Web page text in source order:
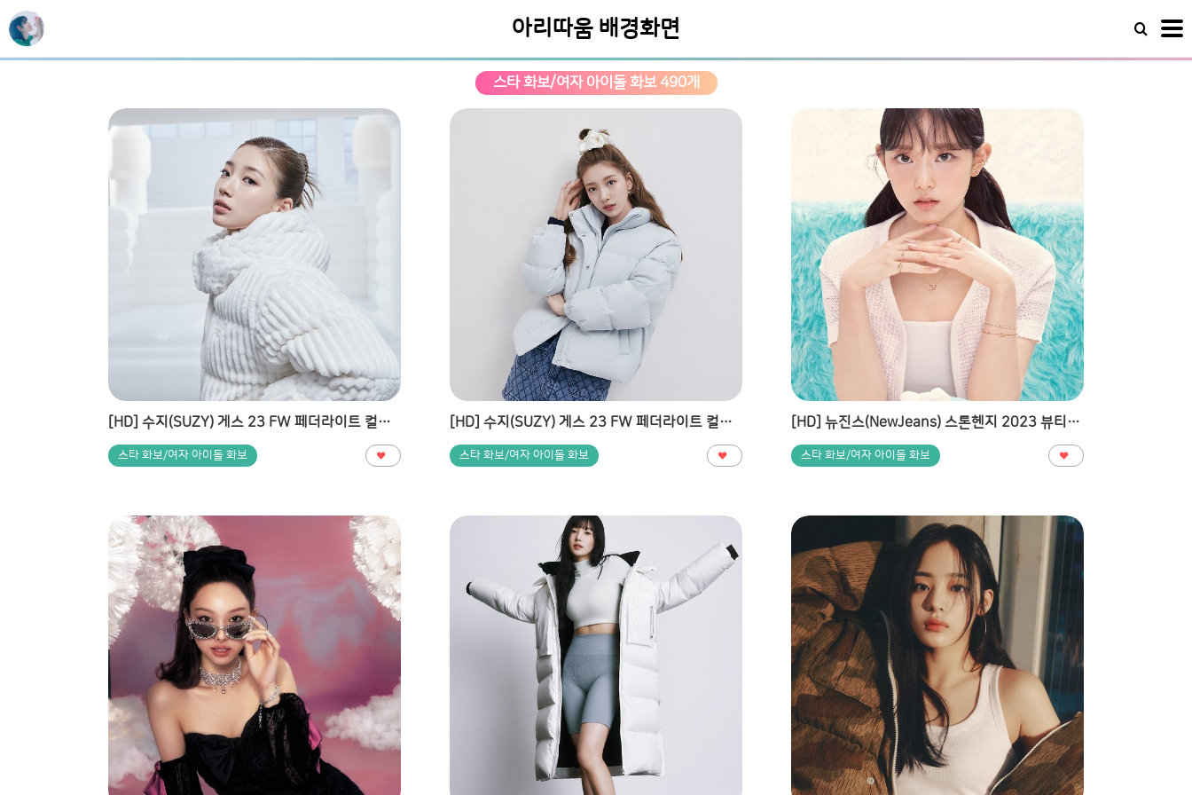
아리따움 배경화면
스타 화보/여자 아이돌 화보 490개
[HD] 수지(SUZY) 게스 23 FW 페더라이트 컬렉션 2탄 고화질 화보
스타 화보/여자 아이돌 화보
[HD] 수지(SUZY) 게스 23 FW 페더라이트 컬렉션 고화질 화보
스타 화보/여자 아이돌 화보
[HD] 뉴진스(NewJeans) 스톤헨지 2023 뷰티풀 홀리데이 캠페인 고화질 화보
스타 화보/여자 아이돌 화보